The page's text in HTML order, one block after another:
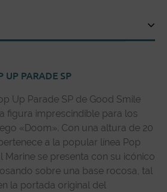
técnicas
UP PARADE SP
Up Parade SP de Good Smile
figura imprescindible para los
«Doom». Con una altura de 20
a la popular línea Pop
Marine se presenta con su icónico
sobre una base rocosa, tal
la portada original del